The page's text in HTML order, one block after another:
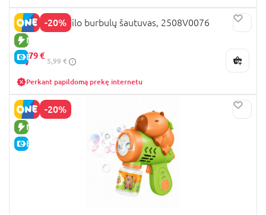
-20%
NAUJA PREKĖ
E-KAINA
Capybara muilo burbulų šautuvas, 2508V0076
4,79 €
5,99 €
Perkant papildomą prekę internetu
-20%
NAUJA PREKĖ
E-KAINA